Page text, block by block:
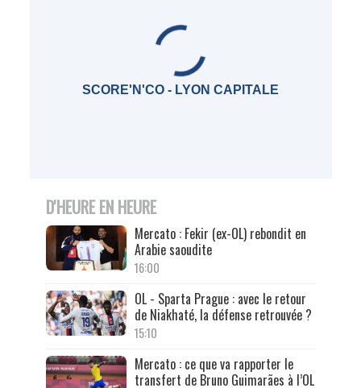
SCORE'N'CO - LYON CAPITALE
D'HEURE EN HEURE
Mercato : Fekir (ex-OL) rebondit en
Arabie saoudite
16:00
OL - Sparta Prague : avec le retour
de Niakhaté, la défense retrouvée ?
15:10
Mercato : ce que va rapporter le
transfert de Bruno Guimarães à l’OL